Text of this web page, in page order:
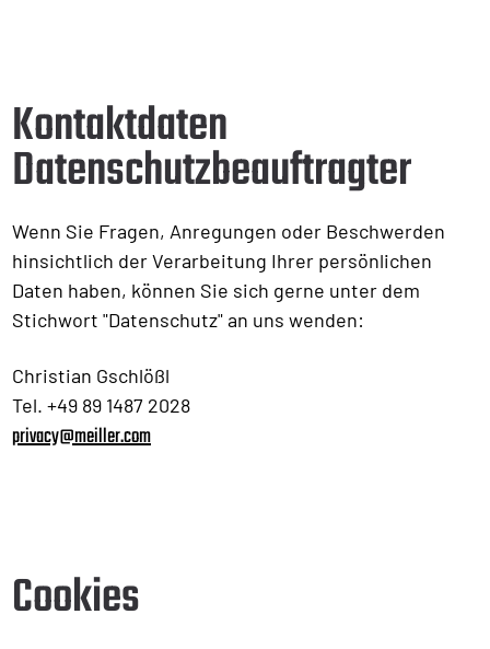
Kontaktdaten
Datenschutzbeauftragter
Wenn Sie Fragen, Anregungen oder Beschwerden
hinsichtlich der Verarbeitung Ihrer persönlichen
Daten haben, können Sie sich gerne unter dem
Stichwort "Datenschutz" an uns wenden:
Christian Gschlößl
Tel. +49 89 1487 2028
privacy@meiller.com
Cookies